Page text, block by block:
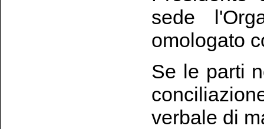
sede
omologato
Se le parti
verbale di